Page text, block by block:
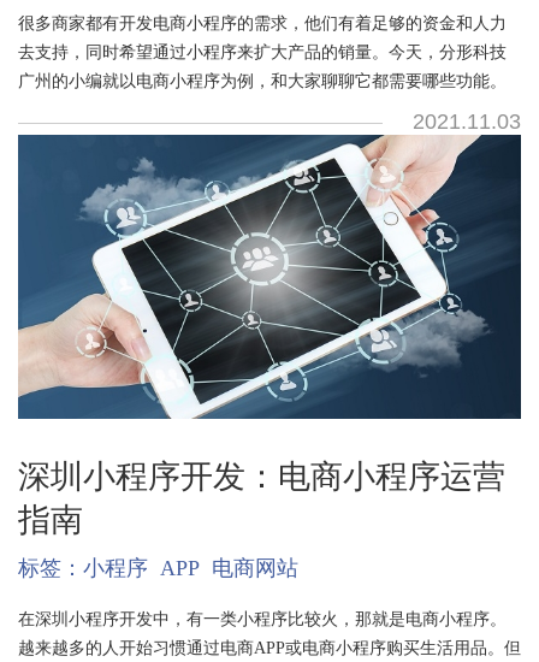
很多商家都有开发电商小程序的需求，他们有着足够的资金和人力
去支持，同时希望通过小程序来扩大产品的销量。今天，分形科技
广州的小编就以电商小程序为例，和大家聊聊它都需要哪些功能。
2021.11.03
深圳小程序开发：电商小程序运营
指南
标签： 小程序 APP 电商网站
在深圳小程序开发中，有一类小程序比较火，那就是电商小程序。
越来越多的人开始习惯通过电商APP或电商小程序购买生活用品。但